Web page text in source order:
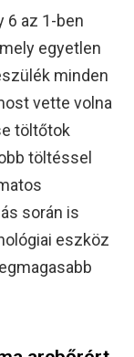
6 az 1-ben
egyetlen
minden
vette volna
töltőtok
töltéssel
során is
eszköz